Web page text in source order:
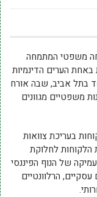
משפטי המתמחה
באחת הערים הדינמיות
בתל אביב, שבה אורח
משפטיים מגוונים
בעריכת צוואות
הלקוחות לחלוקת
של הנוף הפיננסי
הרלוונטיים